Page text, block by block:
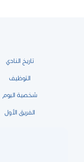
تاريخ النادي
التوظيف
شخصية اليوم
الفريق الأول